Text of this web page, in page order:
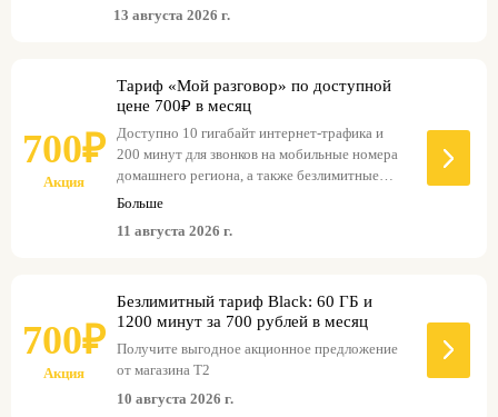
13 августа 2026 г.
700₽
Акция
Тариф «Мой разговор» по доступной
цене 700₽ в месяц
Доступно 10 гигабайт интернет-трафика и
200 минут для звонков на мобильные номера
домашнего региона, а также безлимитные
звонки на номера T2 России.
Больше
11 августа 2026 г.
700₽
Акция
Безлимитный тариф Black: 60 ГБ и
1200 минут за 700 рублей в месяц
Получите выгодное акционное предложение
от магазина Т2
10 августа 2026 г.